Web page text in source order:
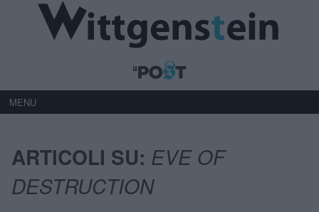
MENU
ARTICOLI SU: EVE OF
DESTRUCTION